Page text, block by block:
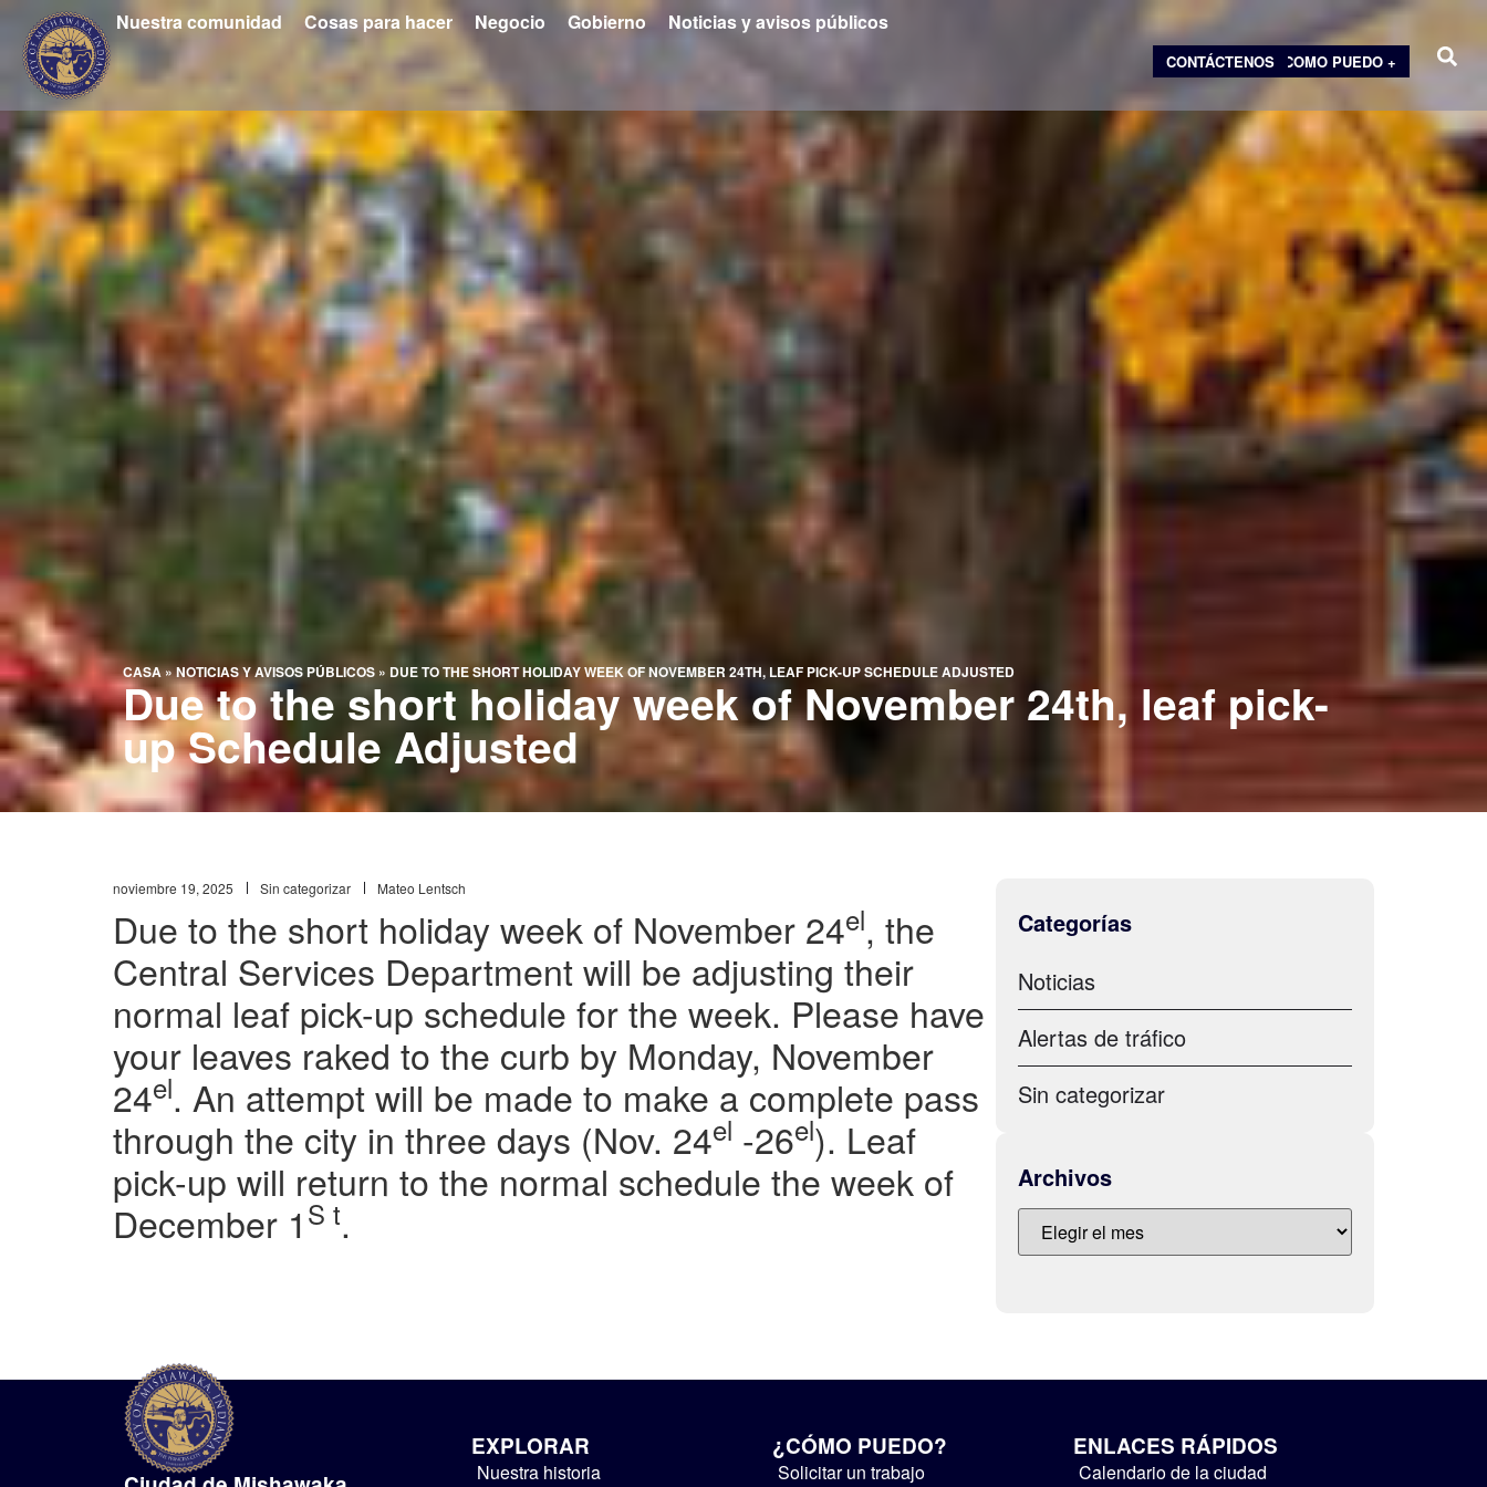
Nuestra comunidad Cosas para hacer Negocio Gobierno Noticias y avisos públicos
COMO PUEDO +
CONTÁCTENOS
CASA»NOTICIAS Y AVISOS PÚBLICOS» DUE TO THE SHORT HOLIDAY WEEK OF NOVEMBER 24TH, LEAF PICK-UP SCHEDULE ADJUSTED
Due to the short holiday week of November 24th, leaf pick-
up Schedule Adjusted
noviembre 19, 2025 Sin categorizar Mateo Lentsch
Due to the short holiday week of November 24el, the
Central Services Department will be adjusting their
normal leaf pick-up schedule for the week. Please have
your leaves raked to the curb by Monday, November
24el. An attempt will be made to make a complete pass
through the city in three days (Nov. 24el -26el). Leaf
pick-up will return to the normal schedule the week of
December 1 S t.
Categorías
Noticias
Alertas de tráfico
Sin categorizar
Archivos
EXPLORAR
Nuestra historia
¿CÓMO PUEDO?
Solicitar un trabajo
ENLACES RÁPIDOS
Calendario de la ciudad